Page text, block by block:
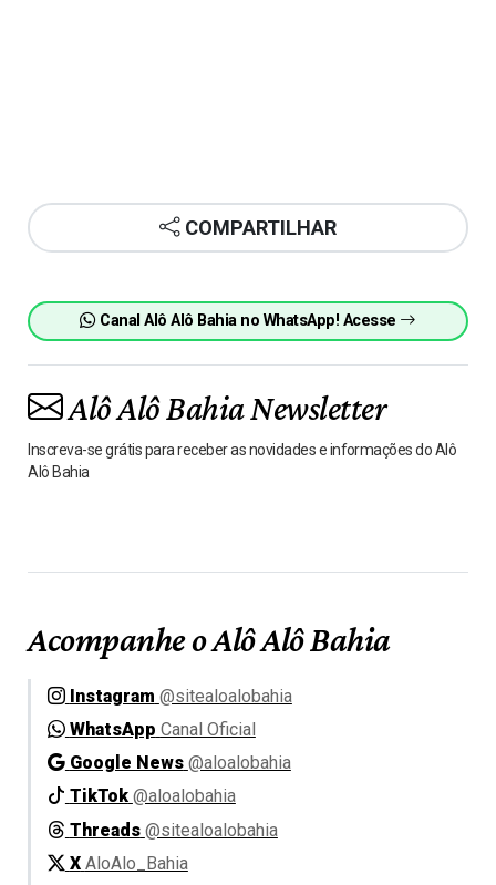
COMPARTILHAR
Canal Alô Alô Bahia no WhatsApp! Acesse
Alô Alô Bahia Newsletter
Inscreva-se grátis para receber as novidades e informações do Alô
Alô Bahia
Acompanhe o Alô Alô Bahia
Instagram @sitealoalobahia
WhatsApp Canal Oficial
Google News @aloalobahia
TikTok @aloalobahia
Threads @sitealoalobahia
X AloAlo_Bahia